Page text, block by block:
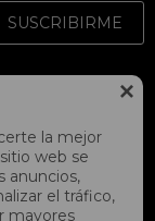

la mejor
web se
anuncios,
el tráfico,
mayores
SUSCRIBIRME